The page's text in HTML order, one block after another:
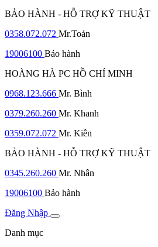
BẢO HÀNH - HỖ TRỢ KỸ THUẬT
0358.072.072 Mr.Toản
19006100 Bảo hành
HOÀNG HÀ PC HỒ CHÍ MINH
0968.123.666 Mr. Bình
0379.260.260 Mr. Khanh
0359.072.072 Mr. Kiên
BẢO HÀNH - HỖ TRỢ KỸ THUẬT
0345.260.260 Mr. Nhân
19006100 Bảo hành
Đăng Nhập
Danh mục